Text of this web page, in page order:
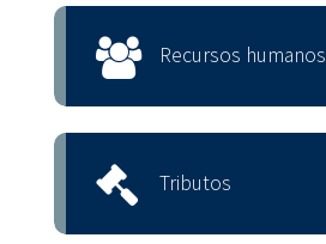
Recursos humanos
Tributos